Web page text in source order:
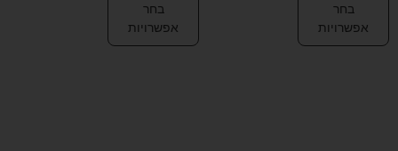
בחר
אפשרויות
בחר
אפשרויות